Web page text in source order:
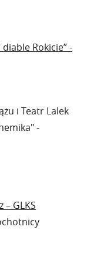
diable Rokicie” -
i Teatr Lalek
-
– GLKS